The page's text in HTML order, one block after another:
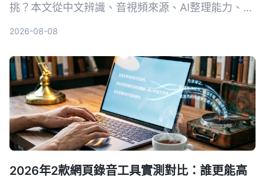
挑？本文從中文辨識、音視頻來源、AI整理能力、價
2026-08-08
2026年2款網頁錄音工具實測對比：誰更能高